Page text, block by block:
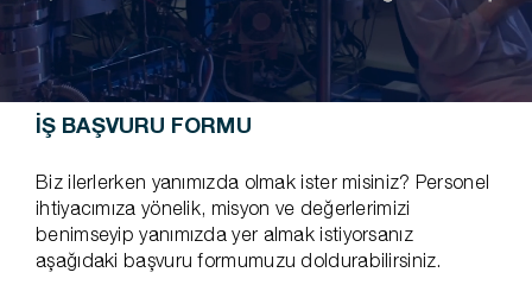
İŞ BAŞVURU FORMU
Biz ilerlerken yanımızda olmak ister misiniz? Personel
ihtiyacımıza yönelik, misyon ve değerlerimizi
benimseyip yanımızda yer almak istiyorsanız
aşağıdaki başvuru formumuzu doldurabilirsiniz.